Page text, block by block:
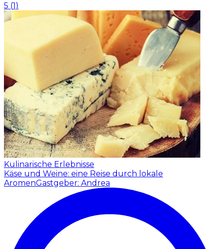
5 (1)
Kulinarische Erlebnisse
Käse und Weine: eine Reise durch lokale
AromenGastgeber: Andrea